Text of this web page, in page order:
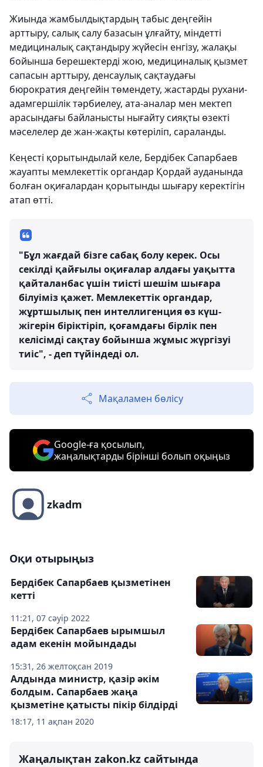
Жиында жамбылдықтардың табыс деңгейін
арттыру, салық салу базасын ұлғайту, міндетті
медициналық сақтандыру жүйесін енгізу, жалақы
бойынша берешектерді жою, медициналық қызмет
сапасын арттыру, денсаулық сақтаудағы
бюрократия деңгейін төмендету, жастарды рухани-
адамгершілік тәрбиелеу, ата-аналар мен мектеп
арасындағы байланысты нығайту сияқты өзекті
мәселелер де жан-жақты көтеріліп, сараланды.
Кеңесті қорытындылай келе, Бердібек Сапарбаев
жауапты мемлекеттік органдар Қордай ауданында
болған оқиғалардан қорытынды шығару керектігін
атап өтті.
"Бұл жағдай бізге сабақ болу керек. Осы
секілді қайғылы оқиғалар алдағы уақытта
қайталанбас үшін тиісті шешім шығара
білуіміз қажет. Мемлекеттік органдар,
жұртшылық пен интеллигенция өз күш-
жігерін біріктіріп, қоғамдағы бірлік пен
келісімді сақтау бойынша жұмыс жүргізуі
тиіс", - деп түйіндеді ол.
Мақаламен бөлісу
Google-ға қосылып,
жаңалықтарды бірінші болып оқыңыз
zkadm
Оқи отырыңыз
11:21, 07 сәуір 2022
Бердібек Сапарбаев қызметінен
кетті
15:31, 26 желтоқсан 2019
Бердібек Сапарбаев ырымшыл
адам екенін мойындады
18:17, 11 ақпан 2020
Алдында министр, қазір әкім
болдым. Сапарбаев жаңа
қызметіне қатысты пікір білдірді
Жаңалықтан zakon.kz сайтында